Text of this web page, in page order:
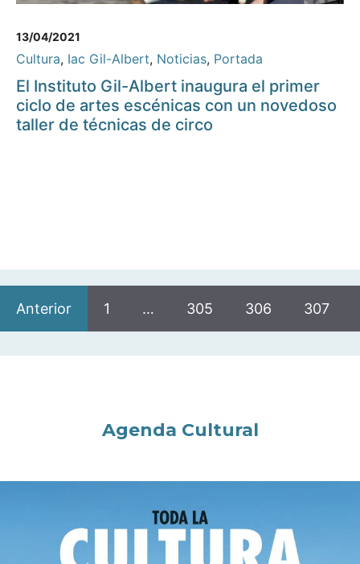
13/04/2021
Cultura, Iac Gil-Albert, Noticias, Portada
El Instituto Gil-Albert inaugura el primer
ciclo de artes escénicas con un novedoso
taller de técnicas de circo
Anterior 1 … 305 306 307
Agenda Cultural